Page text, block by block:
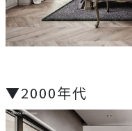
▼2000年代